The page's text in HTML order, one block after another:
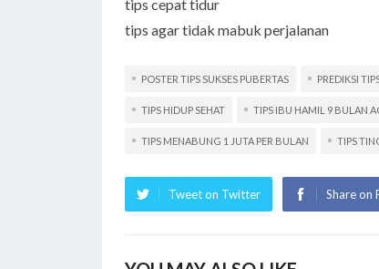
tips cepat tidur
tips agar tidak mabuk perjalanan
POSTER TIPS SUKSES PUBERTAS PREDIKSI
TIPS HIDUP SEHAT TIPS IBU HAMIL 9 BULAN
TIPS MENABUNG 1 JUTA PER BULAN TIPS
Tweet on Twitter Share on